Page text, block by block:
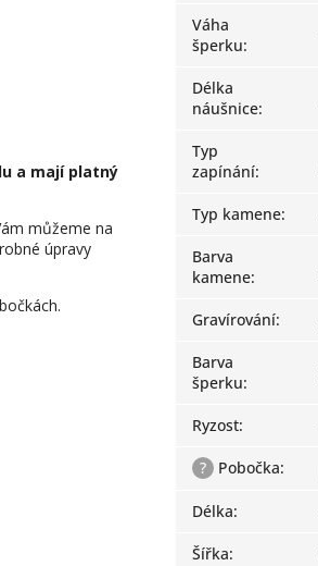
a mají platný
můžeme na
úpravy
Váha
šperku:
Délka
náušnice:
Typ
zapínání:
Typ kamene:
Barva
kamene:
Gravírování:
Barva
šperku:
Ryzost:
?
Pobočka:
Délka:
Šířka: